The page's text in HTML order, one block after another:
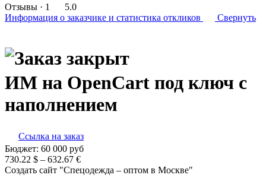
Отзывы · 1
5.0
Информация о заказчике и статистика откликов Свернуть
ИМ на OpenCart под ключ с
наполнением
Ссылка на заказ
Бюджет: 60 000 руб
730.22 $ – 632.67 €
Создать сайт "Спецодежда – оптом в Москве"